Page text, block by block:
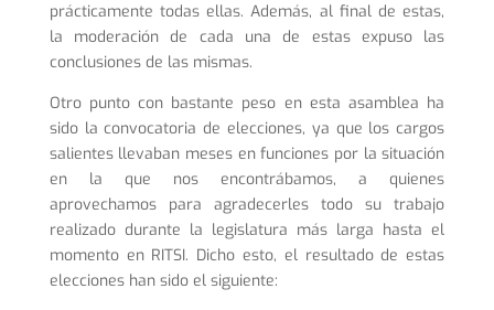
prácticamente todas ellas. Además, al final de estas,
la moderación de cada una de estas expuso las
conclusiones de las mismas.
Otro punto con bastante peso en esta asamblea ha
sido la convocatoria de elecciones, ya que los cargos
salientes llevaban meses en funciones por la situación
en la que nos encontrábamos, a quienes
aprovechamos para agradecerles todo su trabajo
realizado durante la legislatura más larga hasta el
momento en RITSI. Dicho esto, el resultado de estas
elecciones han sido el siguiente: